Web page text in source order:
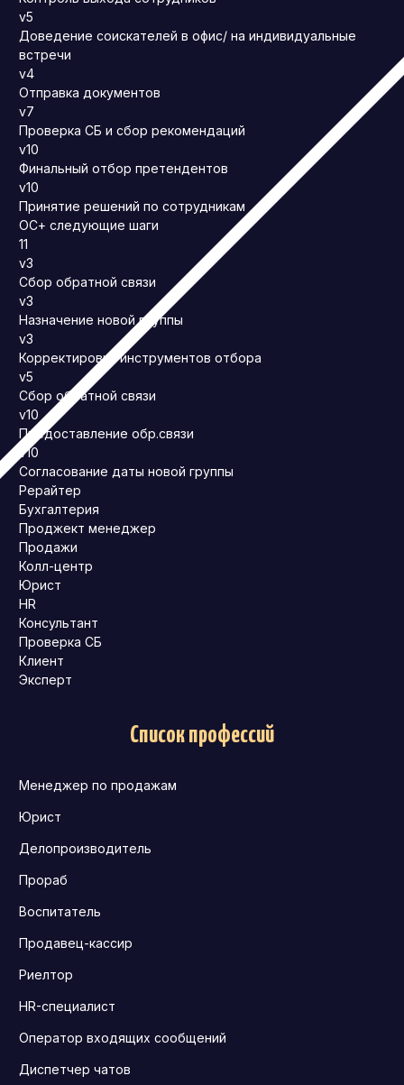
v5
Доведение соискателей в офис/ на индивидуальные
встречи
v4
Отправка документов
v7
Проверка СБ и сбор рекомендаций
v10
Финальный отбор претендентов
v10
Принятие решений по сотрудникам
ОС+ следующие шаги
11
v3
Сбор обратной связи
v3
Назначение новой группы
v3
Корректировка инструментов отбора
v5
Сбор обратной связи
v10
Предоставление обр.связи
v10
Согласование даты новой группы
Рерайтер
Бухгалтерия
Проджект менеджер
Продажи
Колл-центр
Юрист
HR
Консультант
Проверка СБ
Клиент
Эксперт
Список профессий
Менеджер по продажам
Юрист
Делопроизводитель
Прораб
Воспитатель
Продавец-кассир
Риелтор
HR-специалист
Оператор входящих сообщений
Диспетчер чатов